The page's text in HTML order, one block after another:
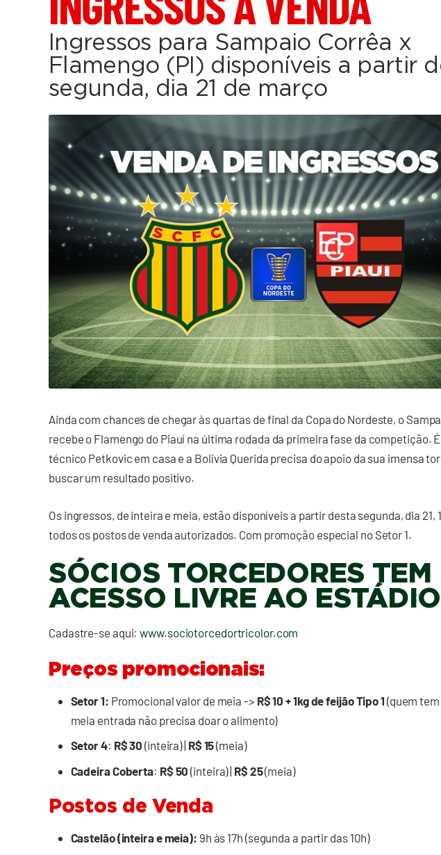
Ingressos para Sampaio Corrêa x
Flamengo (PI) disponíveis a partir
segunda, dia 21 de março
Ainda com chances de chegar às quartas de final da Copa do Nordeste, o
recebe o Flamengo do Piauí na última rodada da primeira fase da competição.
técnico Petkovic em casa e a Bolívia Querida precisa do apoio da sua imensa
buscar um resultado positivo.
Os ingressos, de inteira e meia, estão disponíveis a partir desta segunda, dia 21,
todos os postos de venda autorizados. Com promoção especial no Setor 1.
SÓCIOS TORCEDORES TEM
ACESSO LIVRE AO
Cadastre-se aqui:www.sociotorcedortricolor.com
Preços promocionais:
Setor 1: Promocional valor de meia -> R$ 10 + 1kg de feijão Tipo 1 (quem
meia entrada não precisa doar o alimento)
Setor 4: R$ 30 (inteira) | R$ 15(meia)
Cadeira Coberta: R$ 50 (inteira) | R$ 25(meia)
Postos de Venda
Castelão (inteira e meia): 9h às 17h (segunda a partir das 10h)